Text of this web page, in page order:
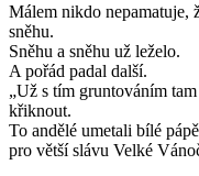
Málem nikdo nepamatuje,
sněhu.
Sněhu a sněhu už leželo.
A pořád padal další.
„Už s tím gruntováním
křiknout.
To andělé umetali bílé
pro větší slávu Velké